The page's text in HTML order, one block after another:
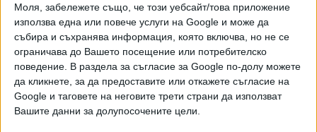
Моля, забележете също, че този уебсайт/това приложение
използва една или повече услуги на Google и може да
събира и съхранява информация, която включва, но не се
ограничава до Вашето посещение или потребителско
поведение. В раздела за съгласие за Google по-долу можете
да кликнете, за да предоставите или откажете съгласие на
Google и таговете на неговите трети страни да използват
Вашите данни за долупосочените цели.
Министерството на външните работи след
произнасянето на присъдата, предаде в. "Зюдойче
Цайтунг", цитиран от БГНЕС. ''Убийството на грузински
гражданин в Берлин нарушава суверенитета на
Германия'', каза Бербок след произнасянето на
присъдата.
"Това поръчано от държавата убийство, както установи